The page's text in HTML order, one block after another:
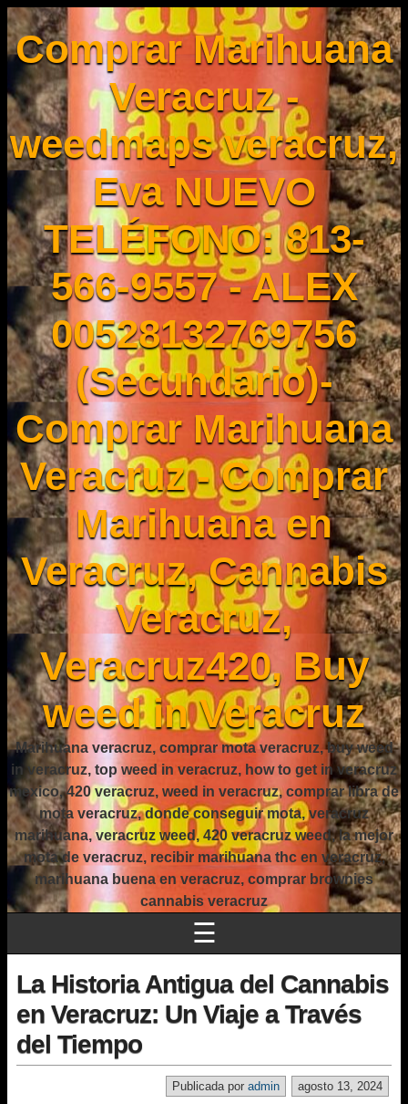
Comprar Marihuana
Veracruz -
weedmaps veracruz,
Eva NUEVO
TELÉFONO: 813-
566-9557 - ALEX
00528132769756
(Secundario)-
Comprar Marihuana
Veracruz - Comprar
Marihuana en
Veracruz, Cannabis
Veracruz,
Veracruz420, Buy
weed in Veracruz
Marihuana veracruz, comprar mota veracruz, buy weed
in veracruz, top weed in veracruz, how to get in veracruz
mexico, 420 veracruz, weed in veracruz, comprar libra de
mota veracruz, donde conseguir mota, veracruz
marihuana, veracruz weed, 420 veracruz weed, la mejor
mota de veracruz, recibir marihuana thc en veracruz,
marihuana buena en veracruz, comprar brownies
cannabis veracruz
☰
La Historia Antigua del Cannabis
en Veracruz: Un Viaje a Través
del Tiempo
agosto 13, 2024
Publicada por admin